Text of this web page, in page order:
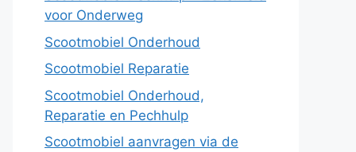
voor Onderweg
Scootmobiel Onderhoud
Scootmobiel Reparatie
Scootmobiel Onderhoud,
Reparatie en Pechhulp
Scootmobiel aanvragen via de